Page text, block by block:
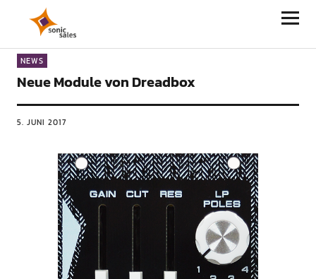
Sonic Sales
NEWS
Neue Module von Dreadbox
5. JUNI 2017